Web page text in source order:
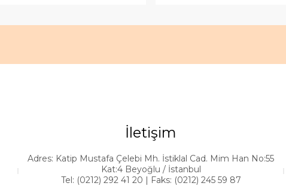
İletişim
Adres: Katip Mustafa Çelebi Mh. İstiklal Cad. Mim Han No:55
Kat:4 Beyoğlu / İstanbul
Tel: (0212) 292 41 20 | Faks: (0212) 245 59 87